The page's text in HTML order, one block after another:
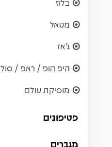
מטאל
ג'אז
היפ הופ / ראפ / סול
מוסיקת עולם
פטיפונים
מגברים